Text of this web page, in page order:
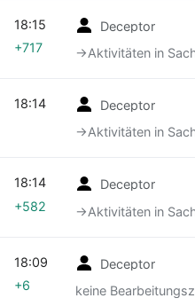
Deceptor
→‎Aktivitäten in
18:15
+717
Deceptor
→‎Aktivitäten in
18:14
Deceptor
→‎Aktivitäten in
18:14
+582
Deceptor
keine
18:09
+6